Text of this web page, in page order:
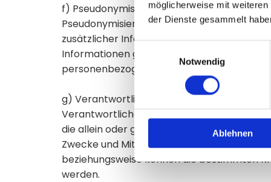
möglicherweise mit
der Dienste gesammelt
Notwendig
Ablehnen
f) Pseudonymisierung
Pseudonymisierung ist die Verarbeitung
zusätzlicher Informationen nicht mehr
Informationen gesondert aufbewahrt
personenbezogenen Daten nicht einer
g) Verantwortlicher oder für die
Verantwortlicher oder für die Verarbeitung
die allein oder gemeinsam mit anderen
Zwecke und Mittel dieser Verarbeitung
beziehungsweise können die bestimmten
werden.